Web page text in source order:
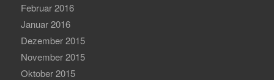
Februar 2016
Januar 2016
Dezember 2015
November 2015
Oktober 2015